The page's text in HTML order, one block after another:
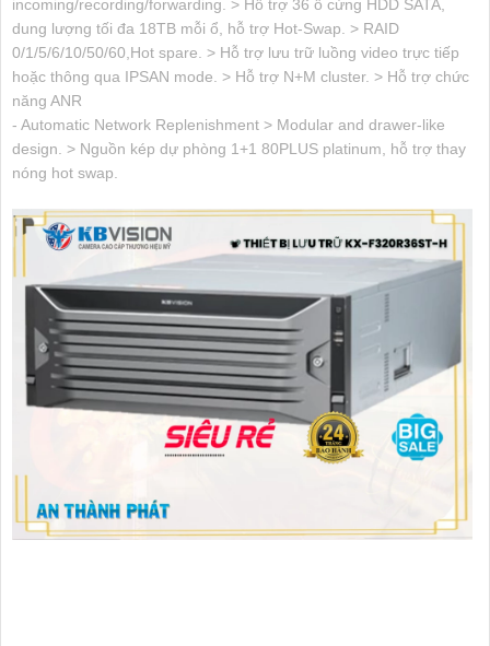
incoming/recording/forwarding. > Hỗ trợ 36 ổ cứng HDD SATA,
dung lượng tối đa 18TB mỗi ổ, hỗ trợ Hot-Swap. > RAID
0/1/5/6/10/50/60,Hot spare. > Hỗ trợ lưu trữ luồng video trực tiếp
hoặc thông qua IPSAN mode. > Hỗ trợ N+M cluster. > Hỗ trợ chức
năng ANR
- Automatic Network Replenishment > Modular and drawer-like
design. > Nguồn kép dự phòng 1+1 80PLUS platinum, hỗ trợ thay
nóng hot swap.